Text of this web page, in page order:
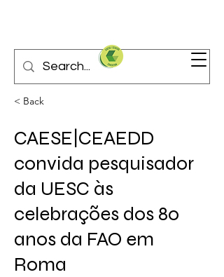
< Back
CAESE|CEAEDD
convida pesquisador
da UESC às
celebrações dos 80
anos da FAO em
Roma